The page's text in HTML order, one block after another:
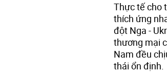
Thực tế cho
thích ứng
đột Nga -
thương mại
Nam đều
thái ổn định.